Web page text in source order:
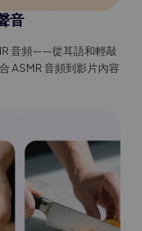
音
音頻——從耳語和輕敲
ASMR 音頻到影片內容